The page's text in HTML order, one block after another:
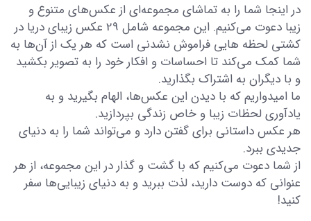
در اینجا شما را به تماشای مجموعه‌ای از عکس‌های متنوع و
زیبا دعوت می‌کنیم. این مجموعه شامل 29 عکس زیبای دریا در
کشتی لحظه هایی فراموش نشدنی است که هر یک از آن‌ها به
شما کمک می‌کند تا احساسات و افکار خود را به تصویر بکشید
و با دیگران به اشتراک بگذارید.
ما امیدواریم که با دیدن این عکس‌ها، الهام بگیرید و به
یادآوری لحظات زیبا و خاص زندگی بپردازید.
هر عکس داستانی برای گفتن دارد و می‌تواند شما را به دنیای
جدیدی ببرد.
از شما دعوت می‌کنیم که با گشت و گذار در این مجموعه، از هر
عنوانی که دوست دارید، لذت ببرید و به دنیای زیبایی‌ها سفر
کنید!